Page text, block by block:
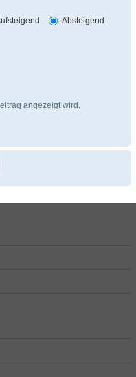
Absteigend
angezeigt wird.